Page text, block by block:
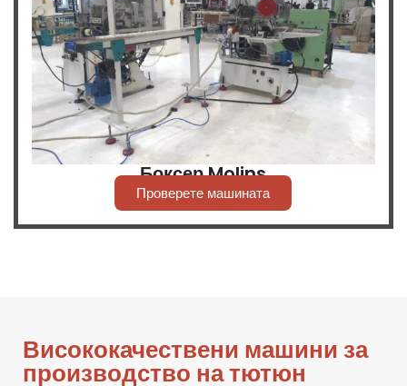
Боксер Molins
Проверете машината
Висококачествени машини за
производство на тютюн